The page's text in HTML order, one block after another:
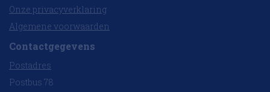
Onze privacyverklaring
Algemene voorwaarden
Contactgegevens
Postadres
Postbus 78